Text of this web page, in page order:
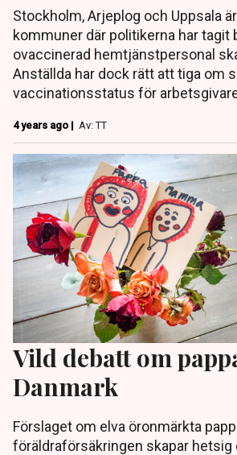
Stockholm, Arjeplog och Uppsala
kommuner där politikerna har tagit
ovaccinerad hemtjänstpersonal
Anställda har dock rätt att tiga om
vaccinationsstatus för
4 years ago | Av: TT
Vild debatt om
Danmark
Förslaget om elva öronmärkta
föräldraförsäkringen skapar hetsig